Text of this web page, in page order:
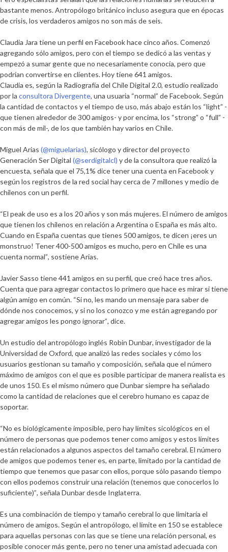
bastante menos. Antropólogo británico incluso asegura que en épocas
de crisis, los verdaderos amigos no son más de seis.
Claudia Jara tiene un perfil en Facebookhace cinco años. Comenzó
agregando sólo amigos, pero con el tiempo se dedicó a las ventas y
empezó a sumar gente que no necesariamente conocía, pero que
podrían convertirse en clientes.Hoy tiene 641 amigos.
Claudia es, según la Radiografía del Chile Digital 2.0, estudio realizado
por la consultora Divergente, una usuaria “normal” de Facebook. Según
la cantidad de contactos y el tiempo de uso, más abajo están los “light” -
que tienen alrededor de 300 amigos- y por encima, los “strong” o “full” -
con más de mil-, de los que también hay varios en Chile.
Miguel Arias (@miguelarias), sicólogo y director del proyecto
Generación Ser Digital (@serdigitalcl) y de la consultora que realizó la
encuesta, señala queel 75,1% dice tener una cuenta en Facebook y
según los registros de la red social hay cerca de 7 millones y medio de
chilenos con un perfil.
“El peak de uso es a los 20 años y son más mujeres. El número de amigos
que tienen los chilenos en relación a Argentina o España es más alto.
Cuando en España cuentas que tienes 500 amigos, te dicen ¡eres un
monstruo! Tener 400-500 amigos es mucho, pero en Chile es una
cuenta normal”, sostiene Arias.
Javier Sasso tiene 441 amigos en su perfil, que creó hace tres años.
Cuenta que para agregar contactos lo primero que hace es mirar si tiene
algún amigo en común. “Si no, les mando un mensaje para saber de
dónde nos conocemos, y si no los conozco y me están agregando por
agregar amigos les pongo ignorar”, dice.
Un estudio del antropólogo inglés Robin Dunbar, investigador de la
Universidad de Oxford, que analizó las redes sociales y cómo los
usuarios gestionan su tamaño y composición, señala queel número
máximo de amigos con el que es posible participar de manera realista es
de unos 150. Es el mismo número que Dunbar siempre ha señalado
como la cantidad de relaciones que el cerebro humano es capaz de
soportar.
“No es biológicamente imposible, pero hay límites sicológicos en el
número de personas que podemos tener como amigos y estos límites
están relacionados a algunos aspectos del tamaño cerebral. El número
de amigos que podemos tener es, en parte, limitado por la cantidad de
tiempo que tenemos que pasar con ellos, porque sólo pasando tiempo
con ellos podemos construir una relación (tenemos que conocerlos lo
suficiente)”, señala Dunbar desde Inglaterra.
Es una combinación de tiempo y tamaño cerebral lo que limitaría el
número de amigos. Según el antropólogo, el límite en 150 se establece
para aquellas personas con las que se tiene una relación personal, es
posible conocer más gente, pero no tener una amistad adecuada con